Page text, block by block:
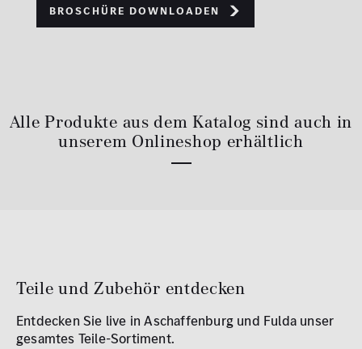
Broschüre downloaden
Alle Produkte aus dem Katalog sind auch in
unserem Onlineshop erhältlich
Teile und Zubehör entdecken
Entdecken Sie live in Aschaffenburg und Fulda unser
gesamtes Teile-Sortiment.